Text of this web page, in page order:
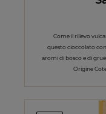
Come il rilievo
questo cioccolato
aromi di bosco e di
Origine